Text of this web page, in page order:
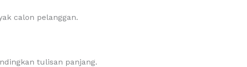
calon pelanggan.
tulisan panjang.